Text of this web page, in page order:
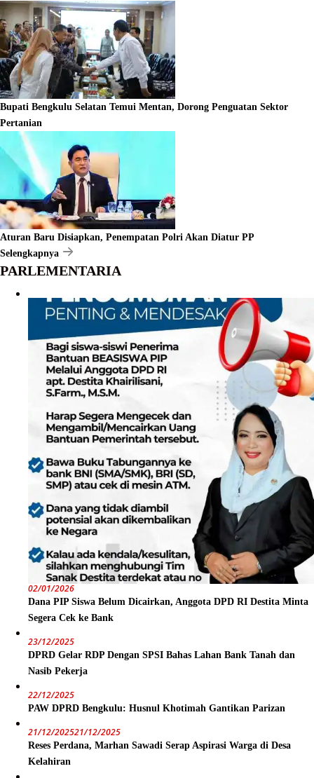
Bupati Bengkulu Selatan Temui Mentan, Dorong Penguatan Sektor
Pertanian
Aturan Baru Disiapkan, Penempatan Polri Akan Diatur PP
Selengkapnya
PARLEMENTARIA
02/01/2026
Dana PIP Siswa Belum Dicairkan, Anggota DPD RI Destita Minta
Segera Cek ke Bank
23/12/2025
DPRD Gelar RDP Dengan SPSI Bahas Lahan Bank Tanah dan
Nasib Pekerja
22/12/2025
PAW DPRD Bengkulu: Husnul Khotimah Gantikan Parizan
21/12/202521/12/2025
Reses Perdana, Marhan Sawadi Serap Aspirasi Warga di Desa
Kelahiran